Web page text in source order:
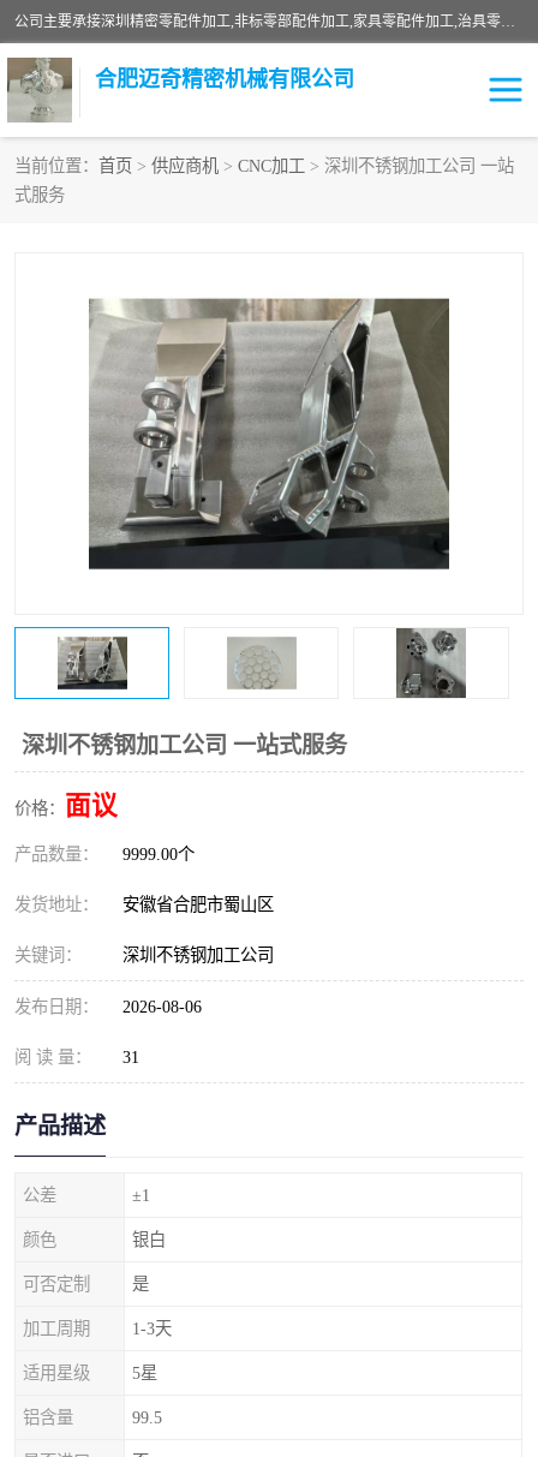
公司主要承接深圳精密零配件加工,非标零部配件加工,家具零配件加工,治具零配件加工,安徽精密零配件加工等各种各种精密机械加工，欢迎来来电咨询！
合肥迈奇精密机械有限公司
当前位置： 首页 > 供应商机 > CNC加工 > 深圳不锈钢加工公司 一站
式服务
深圳不锈钢加工公司 一站式服务
价格： 面议
产品数量： 9999.00个
发货地址： 安徽省合肥市蜀山区
关键词： 深圳不锈钢加工公司
发布日期： 2026-08-06
阅 读 量： 31
产品描述
公差 ±1
颜色 银白
可否定制 是
加工周期 1-3天
适用星级 5星
铝含量 99.5
铣床加工
家具零配件加工 数控精密机加工
零部件机加工 机床零件加工
CNC加工 数控机床加工
不锈钢加工